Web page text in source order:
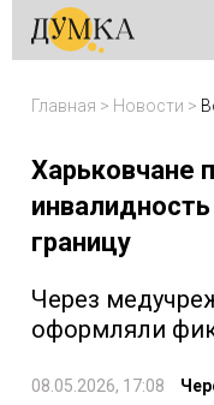
Главная > Новости >
Харьковчане
границу
Через
оформляли
08.05.2026, 17:08